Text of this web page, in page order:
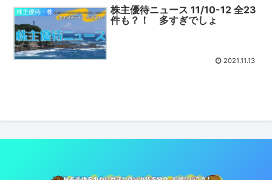
株主優待・株
株主優待ニュース 11/10-12 全23
件も？！ 多すぎでしょ
2021.11.13